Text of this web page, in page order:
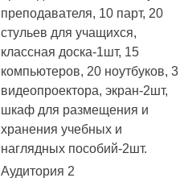
преподавателя, 10 парт, 20
стульев для учащихся,
классная доска-1шт, 15
компьютеров, 20 ноутбуков, 3
видеопроектора, экран-2шт,
шкаф для размещения и
хранения учебных и
наглядных пособий-2шт.
Аудитория 2